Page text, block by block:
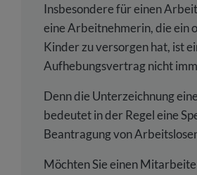
Insbesondere für einen
eine Arbeitnehmerin, die ein
Kinder zu versorgen hat, ist
Aufhebungsvertrag nicht
Denn die Unterzeichnung
bedeutet in der Regel eine
Beantragung von
Möchten Sie einen